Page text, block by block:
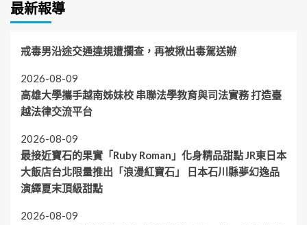
最新報導
戒毒男沿途交通違規遭攔查，再被揪出毒駕送辦
2026-08-09
高雄大學攜手越南姊妹校 串聯法學教育與司法實務 打造臺
越法律交流平台
2026-08-09
最接近寶石的果實「Ruby Roman」化身精品甜點 JR東日本
大飯店台北限量推出「浪漫紅寶石」 日本石川縣夢幻逸品
演繹夏末頂級甜點
2026-08-09